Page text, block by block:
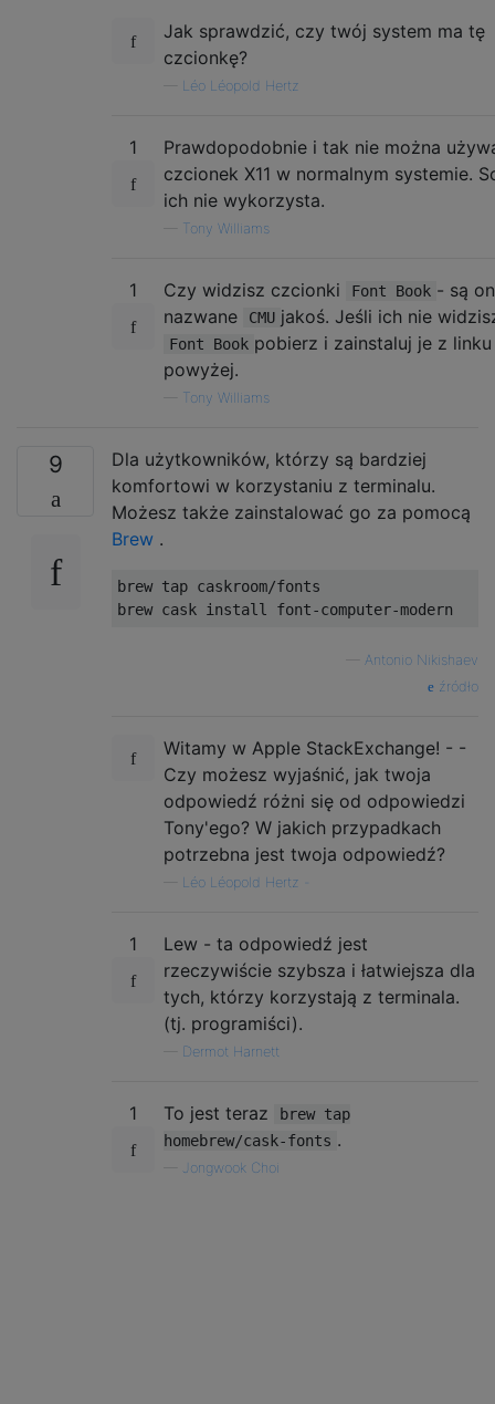
Jak sprawdzić, czy twój system ma tę
czcionkę?
Léo Léopold Hertz
1
Prawdopodobnie i tak nie można
czcionek X11 w normalnym systemie.
ich nie wykorzysta.
Tony Williams
1 Czy widzisz czcionki Font Book - są
nazwane
CMU jakoś. Jeśli ich nie
Font Book pobierz i zainstaluj je z linku
powyżej.
Tony Williams
9
Dla użytkowników, którzy są bardziej
komfortowi w korzystaniu z terminalu.
Możesz także zainstalować go za pomocą
Brew .
brew tap caskroom/fonts
Antonio Nikishaev
źródło
Witamy w Apple StackExchange! - -
Czy możesz wyjaśnić, jak twoja
odpowiedź różni się od odpowiedzi
Tony'ego? W jakich przypadkach
potrzebna jest twoja odpowiedź?
Léo Léopold Hertz -
1
Lew - ta odpowiedź jest
rzeczywiście szybsza i łatwiejsza dla
tych, którzy korzystają z terminala.
(tj. programiści).
Dermot Harnett
1 To jest teraz
brew tap
homebrew/cask-fonts .
Jongwook Choi